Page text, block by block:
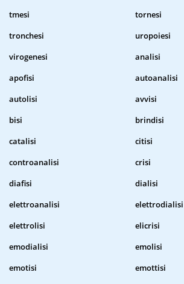
tmesi
tornesi
tronchesi
uropoiesi
virogenesi
analisi
apofisi
autoanalisi
autolisi
avvisi
bisi
brindisi
catalisi
citisi
controanalisi
crisi
diafisi
dialisi
elettroanalisi
elettrodialisi
elettrolisi
elicrisi
emodialisi
emolisi
emotisi
emottisi